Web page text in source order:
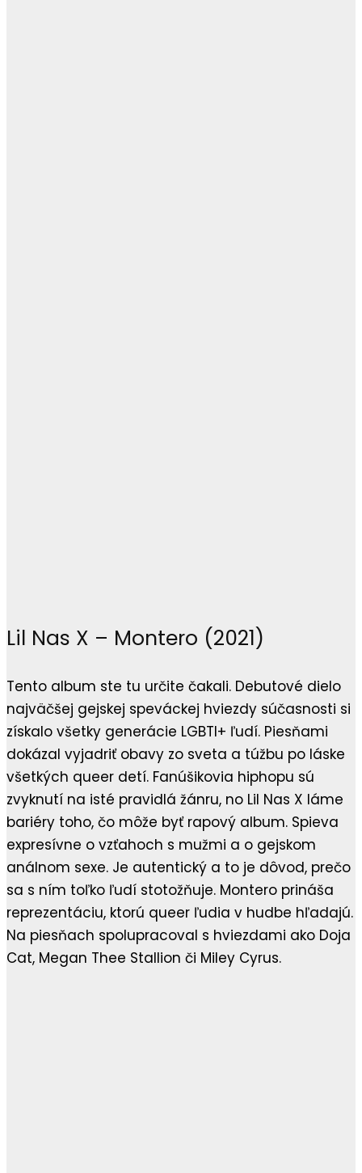
Lil Nas X – Montero (2021)
Tento album ste tu určite čakali. Debutové dielo
najväčšej gejskej speváckej hviezdy súčasnosti si
získalo všetky generácie LGBTI+ ľudí. Piesňami
dokázal vyjadriť obavy zo sveta a túžbu po láske
všetkých queer detí. Fanúšikovia hiphopu sú
zvyknutí na isté pravidlá žánru, no Lil Nas X láme
bariéry toho, čo môže byť rapový album. Spieva
expresívne o vzťahoch s mužmi a o gejskom
análnom sexe. Je autentický a to je dôvod, prečo
sa s ním toľko ľudí stotožňuje. Montero prináša
reprezentáciu, ktorú queer ľudia v hudbe hľadajú.
Na piesňach spolupracoval s hviezdami ako Doja
Cat, Megan Thee Stallion či Miley Cyrus.